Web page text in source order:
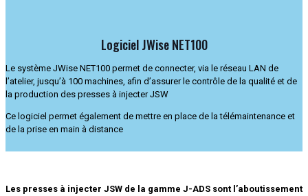
Logiciel JWise NET100
Le système JWise NET100 permet de connecter, via le réseau LAN de
l’atelier, jusqu’à 100 machines, afin d’assurer le contrôle de la qualité et de
la production des presses à injecter JSW
Ce logiciel permet également de mettre en place de la télémaintenance et
de la prise en main à distance
Les presses à injecter JSW de la gamme J-ADS sont l’aboutissement